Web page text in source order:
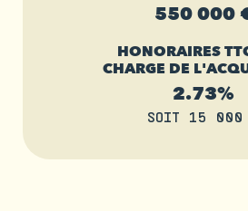
550 000
HONORAIRES
CHARGE DE
2.73%
SOIT 15